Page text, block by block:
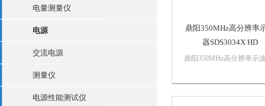
电量测量仪
电源
交流电源
测量仪
电源性能测试仪
鼎阳350MHz高分辨率
器SDS3034X HD
鼎阳350MHz高分辨率示
宽：350MHz存储深度：